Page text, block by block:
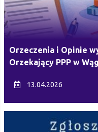
Orzeczenia i Opinie
Orzekający PPP w
13.04.2026